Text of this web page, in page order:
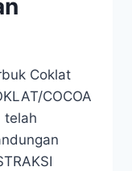
Coklat
COCOA
telah